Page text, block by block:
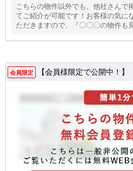
こちらの物件以外でも、他社さんで
てご紹介が可能です！お客様の気に
ただきますので、『〇〇〇の物件も
会員限定 【会員様限定で公開中！】